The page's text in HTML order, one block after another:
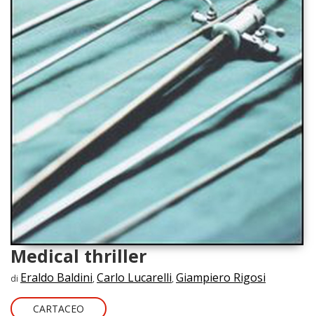
Medical thriller
di Eraldo Baldini, Carlo Lucarelli, Giampiero Rigosi
CARTACEO